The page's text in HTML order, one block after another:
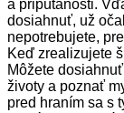
a pripútanosti.
dosiahnuť, už
nepotrebujete,
Keď zrealizujete
Môžete
životy a poznať
pred hraním sa s